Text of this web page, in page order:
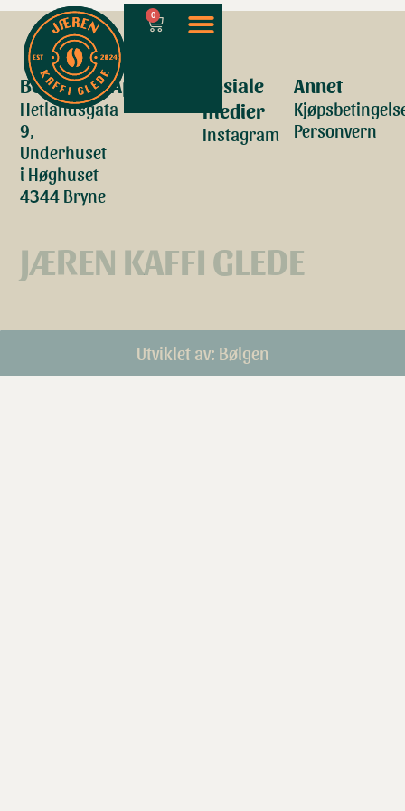
0
Besøk oss
Hetlandsgata
9,
Underhuset
i Høghuset
4344 Bryne
ÅpningstiderSosiale
medier
Instagram
Annet
Personvern
JÆREN KAFFI GLEDE
Utviklet av: Bølgen